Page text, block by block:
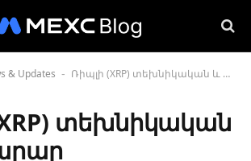
& Updates - Ռիպլի (XRP) տեխնիկական և հիմնարար վերլուծություն MEXC սուպերմարկետում
տեխնիկական